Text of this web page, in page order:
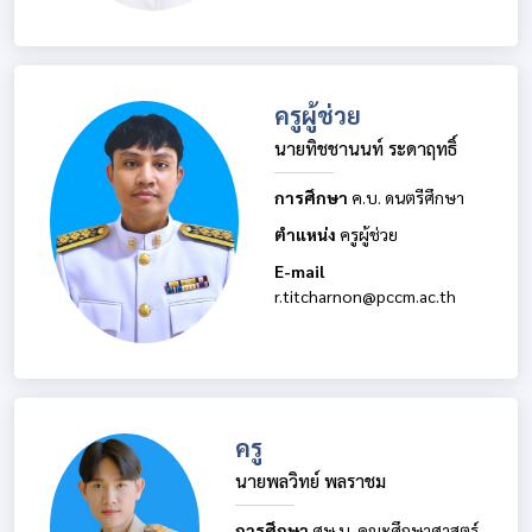
ครูผู้ช่วย
นายทิชชานนท์ ระดาฤทธิ์
การศึกษา ค.บ. ดนตรีศึกษา
ตำแหน่ง ครูผู้ช่วย
E-mail
r.titcharnon@pccm.ac.th
ครู
นายพลวิทย์ พลราชม